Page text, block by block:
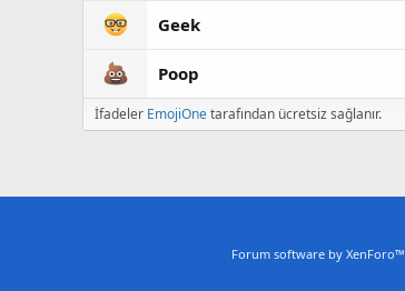
Geek
Poop
İfadeler EmojiOnetarafından ücretsiz sağlanır.
Forum software by XenForo™